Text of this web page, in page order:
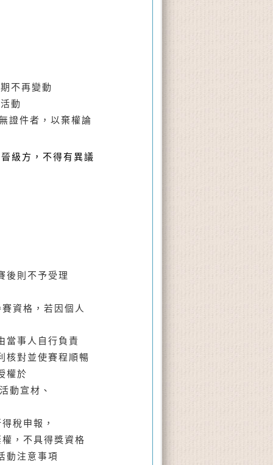
不再變動
動
證件者，以棄權論
級方，不得有異議
後則不予受理
資格， 若因個人
當事人自行負責
核對並使賽程順暢
權於
動宣材、
稅申報，
，不具得獎資格
動注意事項